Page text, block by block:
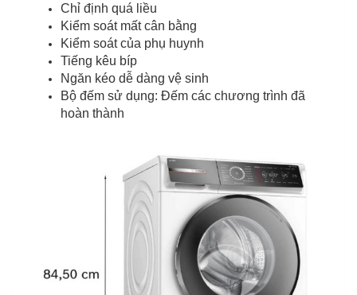
Chỉ định quá liều
Kiểm soát mất cân bằng
Kiểm soát của phụ huynh
Tiếng kêu bíp
Ngăn kéo dễ dàng vệ sinh
Bộ đếm sử dụng: Đếm các chương trình đã
hoàn thành